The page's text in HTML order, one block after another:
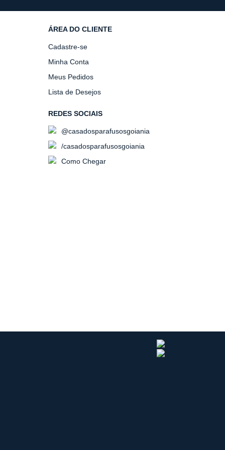
ÁREA DO CLIENTE
Cadastre-se
Minha Conta
Meus Pedidos
Lista de Desejos
REDES SOCIAIS
@casadosparafusosgoiania
/casadosparafusosgoiania
Como Chegar